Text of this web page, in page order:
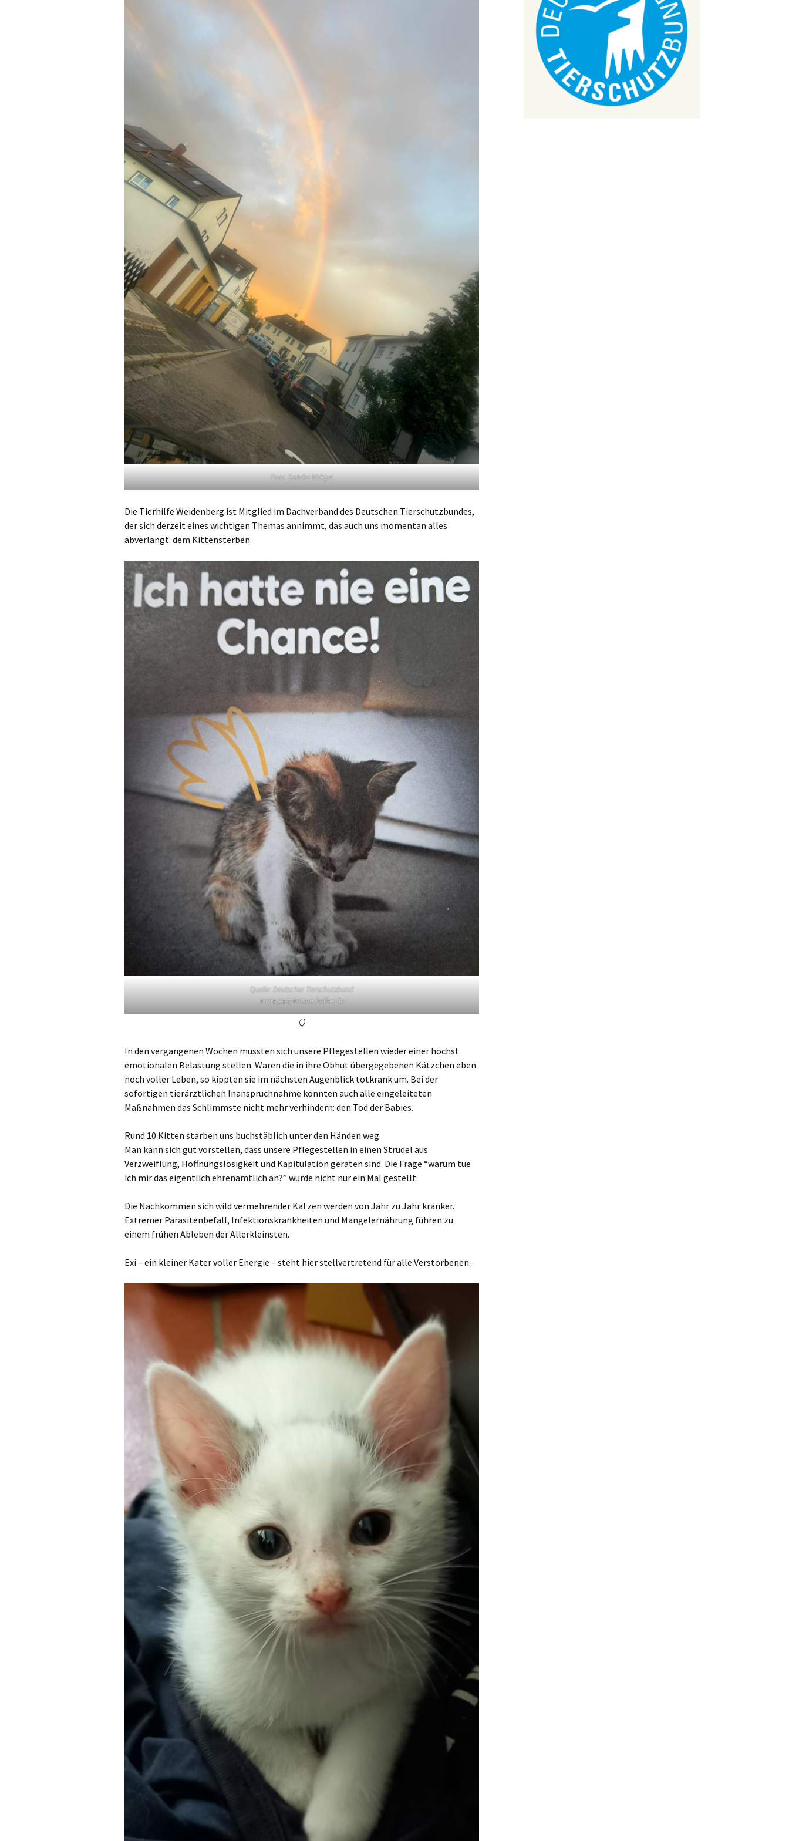
Foto: Sandra Weigel
Die Tierhilfe Weidenberg ist Mitglied im Dachverband des Deutschen Tierschutzbundes,
der sich derzeit eines wichtigen Themas annimmt, das auch uns momentan alles
abverlangt: dem Kittensterben.
Quelle: Deutscher Tierschutzbund
www.jetzt-katzen-helfen.de
Q
In den vergangenen Wochen mussten sich unsere Pflegestellen wieder einer höchst
emotionalen Belastung stellen. Waren die in ihre Obhut übergegebenen Kätzchen eben
noch voller Leben, so kippten sie im nächsten Augenblick totkrank um. Bei der
sofortigen tierärztlichen Inanspruchnahme konnten auch alle eingeleiteten
Maßnahmen das Schlimmste nicht mehr verhindern: den Tod der Babies.
Rund 10 Kitten starben uns buchstäblich unter den Händen weg.
Man kann sich gut vorstellen, dass unsere Pflegestellen in einen Strudel aus
Verzweiflung, Hoffnungslosigkeit und Kapitulation geraten sind. Die Frage “warum tue
ich mir das eigentlich ehrenamtlich an?” wurde nicht nur ein Mal gestellt.
Die Nachkommen sich wild vermehrender Katzen werden von Jahr zu Jahr kränker.
Extremer Parasitenbefall, Infektionskrankheiten und Mangelernährung führen zu
einem frühen Ableben der Allerkleinsten.
Exi – ein kleiner Kater voller Energie – steht hier stellvertretend für alle Verstorbenen.